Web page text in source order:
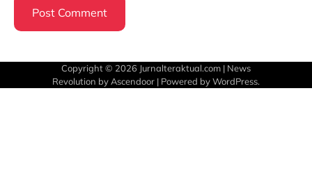
Copyright © 2026 Jurnalteraktual.com | News
Revolution byAscendoor | Powered byWordPress.